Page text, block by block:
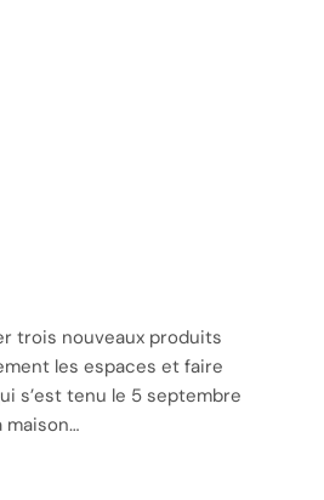
trois nouveaux produits
les espaces et faire
s’est tenu le 5 septembre